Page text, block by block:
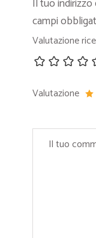
campi
Valutazione
Valutazione